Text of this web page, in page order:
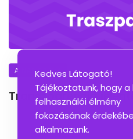
A NAP SZAVA
Transzparencia
Kedves Látogató!
Tájékoztatunk, hogy a
felhasználói élmény
fokozásának
alkalmazunk.